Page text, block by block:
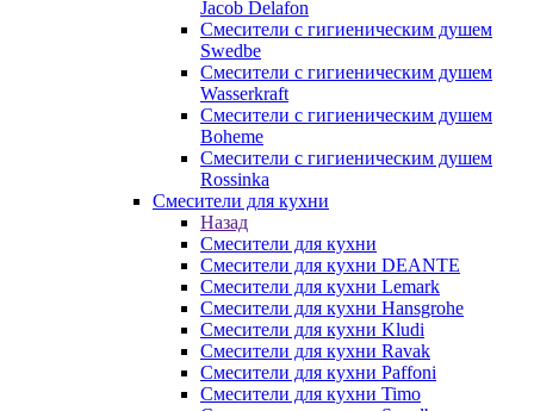
Jacob Delafon
Смесители с гигиеническим душем
Swedbe
Смесители с гигиеническим душем
Wasserkraft
Смесители с гигиеническим душем
Boheme
Смесители с гигиеническим душем
Rossinka
Смесители для кухни
Назад
Смесители для кухни
Смесители для кухни DEANTE
Смесители для кухни Lemark
Смесители для кухни Hansgrohe
Смесители для кухни Kludi
Смесители для кухни Ravak
Смесители для кухни Paffoni
Смесители для кухни Timo